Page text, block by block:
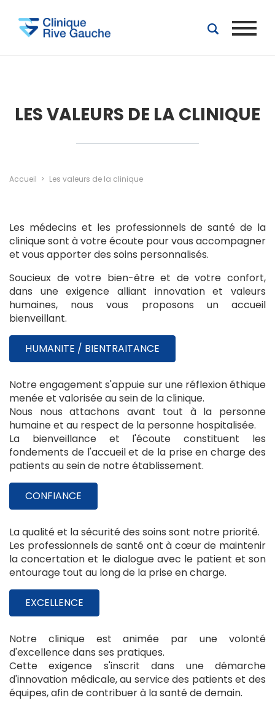
LES VALEURS DE LA CLINIQUE
Accueil Les valeurs de la clinique
Les médecins et les professionnels de santé de la
clinique sont à votre écoute pour vous accompagner
et vous apporter des soins personnalisés.
Soucieux de votre bien-être et de votre confort,
dans une exigence alliant innovation et valeurs
humaines, nous vous proposons un accueil
bienveillant.
HUMANITE / BIENTRAITANCE
Notre engagement s'appuie sur une réflexion éthique
menée et valorisée au sein de la clinique.
Nous nous attachons avant tout à la personne
humaine et au respect de la personne hospitalisée.
La bienveillance et l'écoute constituent les
fondements de l'accueil et de la prise en charge des
patients au sein de notre établissement.
CONFIANCE
La qualité et la sécurité des soins sont notre priorité.
Les professionnels de santé ont à cœur de maintenir
la concertation et le dialogue avec le patient et son
entourage tout au long de la prise en charge.
EXCELLENCE
Notre clinique est animée par une volonté
d'excellence dans ses pratiques.
Cette exigence s'inscrit dans une démarche
d'innovation médicale, au service des patients et des
équipes, afin de contribuer à la santé de demain.